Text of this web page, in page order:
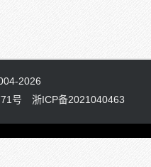
2026
号
浙ICP备2021040463